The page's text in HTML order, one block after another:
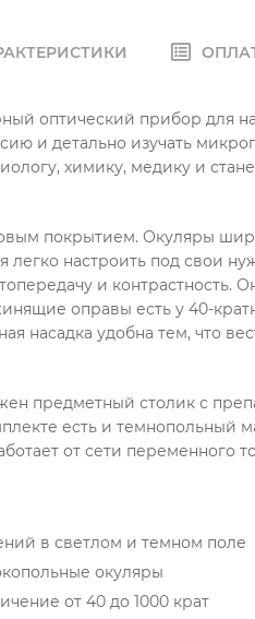
оптический прибор для
и детально изучать
химику, медику и
покрытием. Окуляры
легко настроить под свои
и
оправы есть у 40-
насадка удобна тем, что
предметный столик с
есть и темнопольный
от сети переменного
в светлом и темном поле
окуляры
от 40 до 1000 крат